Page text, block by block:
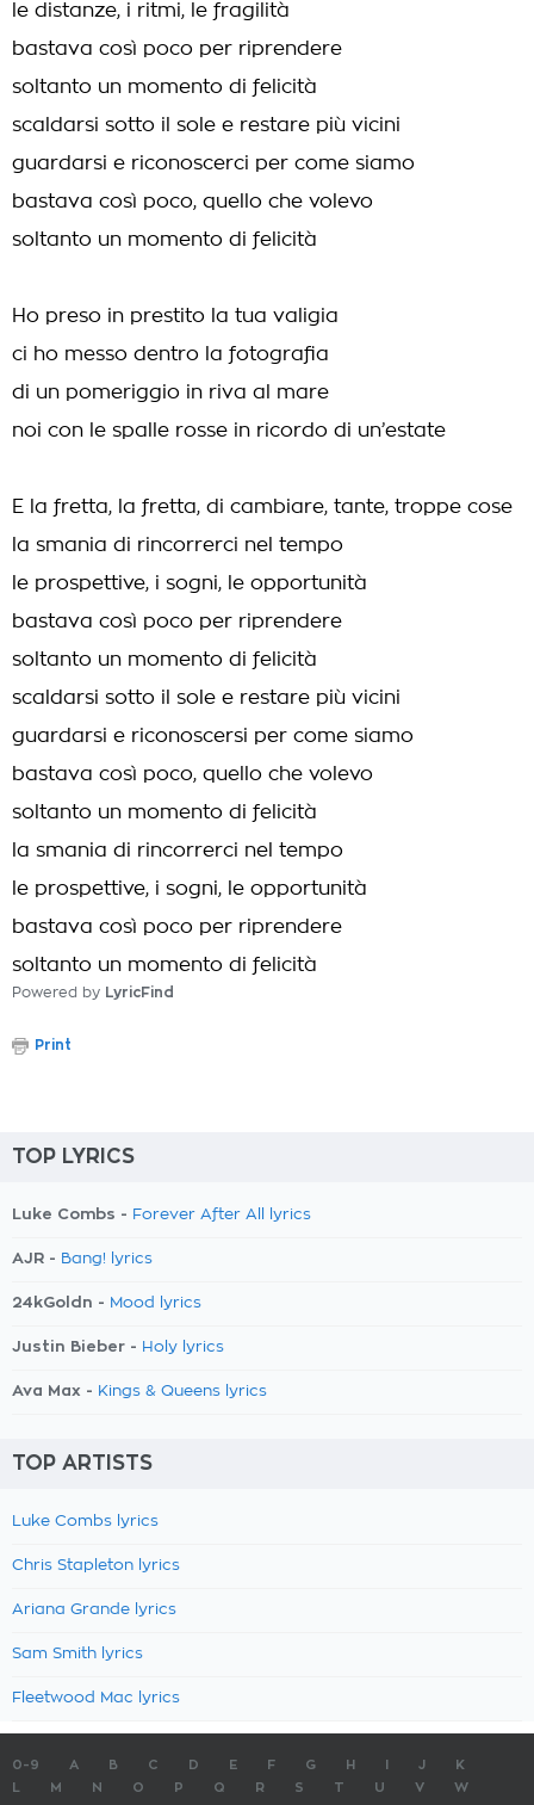
le distanze, i ritmi, le fragilità
bastava così poco per riprendere
soltanto un momento di felicità
scaldarsi sotto il sole e restare più vicini
guardarsi e riconoscerci per come siamo
bastava così poco, quello che volevo
soltanto un momento di felicità
Ho preso in prestito la tua valigia
ci ho messo dentro la fotografia
di un pomeriggio in riva al mare
noi con le spalle rosse in ricordo di un’estate
E la fretta, la fretta, di cambiare, tante, troppe cose
la smania di rincorrerci nel tempo
le prospettive, i sogni, le opportunità
bastava così poco per riprendere
soltanto un momento di felicità
scaldarsi sotto il sole e restare più vicini
guardarsi e riconoscersi per come siamo
bastava così poco, quello che volevo
soltanto un momento di felicità
la smania di rincorrerci nel tempo
le prospettive, i sogni, le opportunità
bastava così poco per riprendere
soltanto un momento di felicità
Powered by LyricFind
Print
TOP LYRICS
Luke Combs - Forever After All lyrics
AJR - Bang! lyrics
24kGoldn - Mood lyrics
Justin Bieber - Holy lyrics
Ava Max - Kings & Queens lyrics
TOP ARTISTS
Luke Combs lyrics
Chris Stapleton lyrics
Ariana Grande lyrics
Sam Smith lyrics
Fleetwood Mac lyrics
0-9 A B C D E F G H J
K
M N O P Q R S T U V
W